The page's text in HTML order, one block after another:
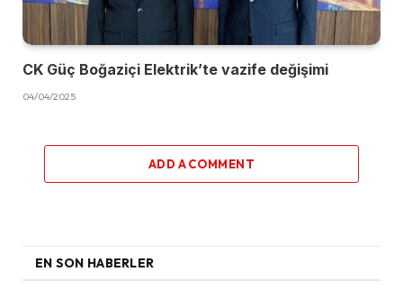
CK Güç Boğaziçi Elektrik’te vazife değişimi
04/04/2025
ADD A COMMENT
EN SON HABERLER